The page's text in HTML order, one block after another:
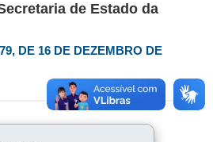
de Estado da
DE 16 DE DEZEMBRO DE